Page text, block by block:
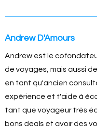
Andrew D'Amours
Andrew est le
de voyages, mais aussi
en tant qu'ancien
expérience et t'aide à
tant que voyageur très
bons deals et avoir des